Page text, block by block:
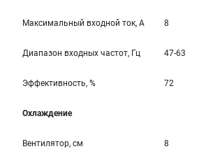
Максимальный входной ток, А 8
Диапазон входных частот, Гц 47-63
Эффективность, % 72
Охлаждение
Вентилятор, см 8